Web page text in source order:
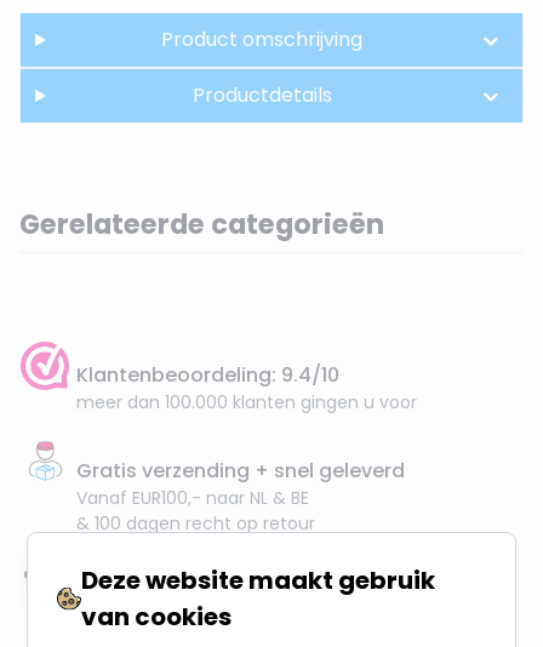
Product omschrijving
Productdetails
Gerelateerde categorieën
Klantenbeoordeling: 9.4/10
meer dan 100.000 klanten gingen u voor
Gratis verzending + snel geleverd
Vanaf EUR100,- naar NL & BE
& 100 dagen recht op retour
Altijd uit eigen voorraad
3000m2 - 60.000+ Producten
Deze website maakt gebruik
van cookies